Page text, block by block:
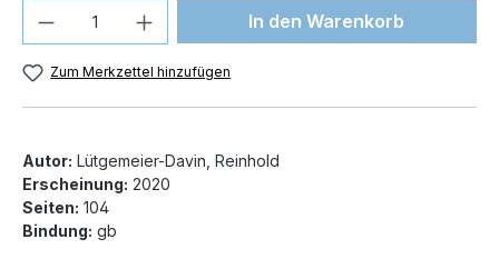
Produkt Anzahl: Gib denIn den Warenkorb
Zum Merkzettel hinzufügen
Autor: Lütgemeier-Davin, Reinhold
Erscheinung: 2020
Seiten: 104
Bindung: gb